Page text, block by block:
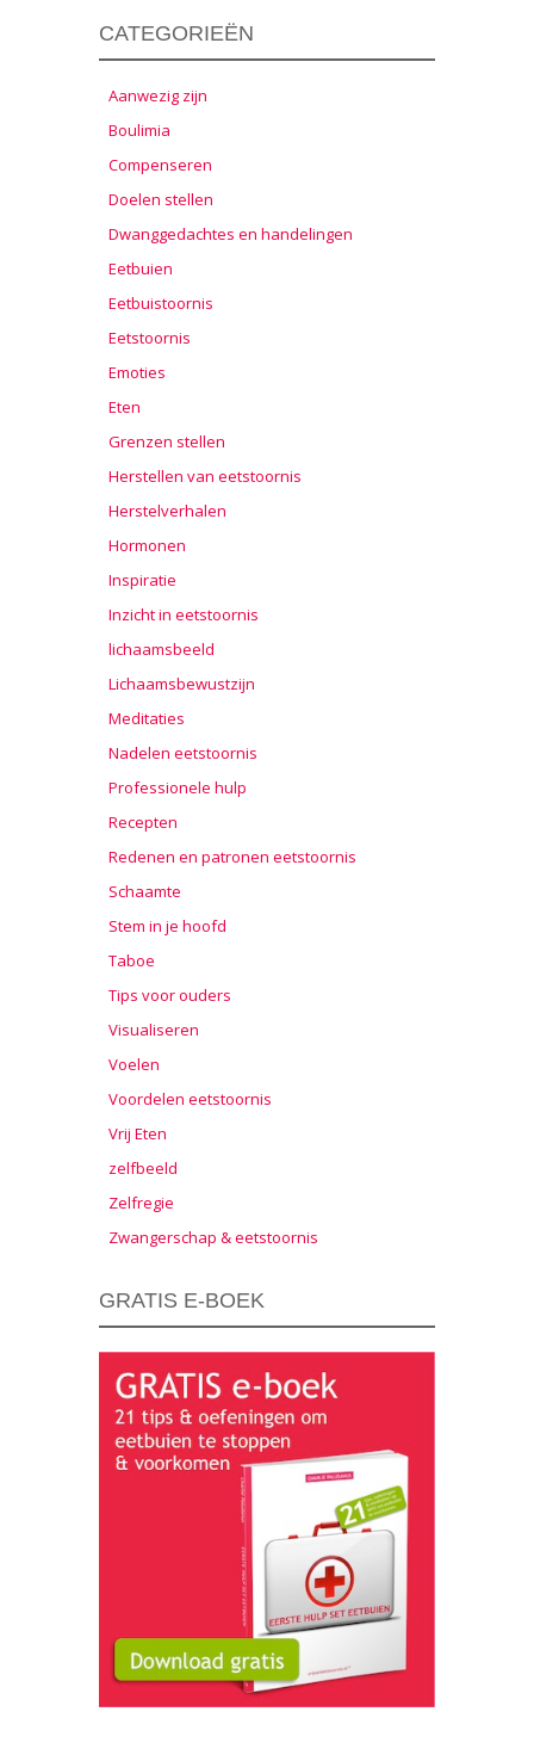
CATEGORIEËN
Aanwezig zijn
Boulimia
Compenseren
Doelen stellen
Dwanggedachtes en handelingen
Eetbuien
Eetbuistoornis
Eetstoornis
Emoties
Eten
Grenzen stellen
Herstellen van eetstoornis
Herstelverhalen
Hormonen
Inspiratie
Inzicht in eetstoornis
lichaamsbeeld
Lichaamsbewustzijn
Meditaties
Nadelen eetstoornis
Professionele hulp
Recepten
Redenen en patronen eetstoornis
Schaamte
Stem in je hoofd
Taboe
Tips voor ouders
Visualiseren
Voelen
Voordelen eetstoornis
Vrij Eten
zelfbeeld
Zelfregie
Zwangerschap & eetstoornis
GRATIS E-BOEK